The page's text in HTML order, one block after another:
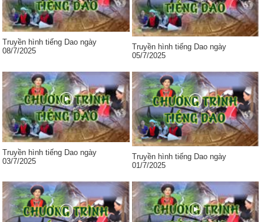
Truyền hình tiếng Dao ngày
08/7/2025
Truyền hình tiếng Dao ngày
05/7/2025
Truyền hình tiếng Dao ngày
03/7/2025
Truyền hình tiếng Dao ngày
01/7/2025